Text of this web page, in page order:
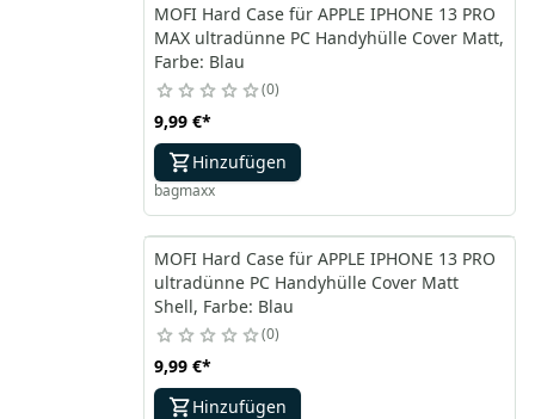
MOFI Hard Case für APPLE IPHONE 13 PRO
MAX ultradünne PC Handyhülle Cover Matt,
Farbe: Blau
0
9,99 €*
Hinzufügen
bagmaxx
MOFI Hard Case für APPLE IPHONE 13 PRO
ultradünne PC Handyhülle Cover Matt
Shell, Farbe: Blau
0
9,99 €*
Hinzufügen